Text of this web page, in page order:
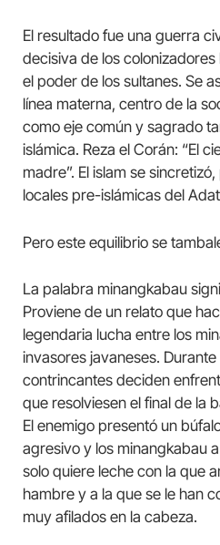
El resultado fue una guerra
decisiva de los
el poder de los sultanes. Se
línea materna, centro de la
como eje común y sagrado
islámica. Reza el Corán: “El
madre”. El islam se
locales pre-islámicas del
Pero este equilibrio se
La palabra minangkabau
Proviene de un relato que
legendaria lucha entre los
invasores javaneses.
contrincantes deciden
que resolviesen el final de la
El enemigo presentó un
agresivo y los minangkabau
solo quiere leche con la que
hambre y a la que se le han
muy afilados en la cabeza.